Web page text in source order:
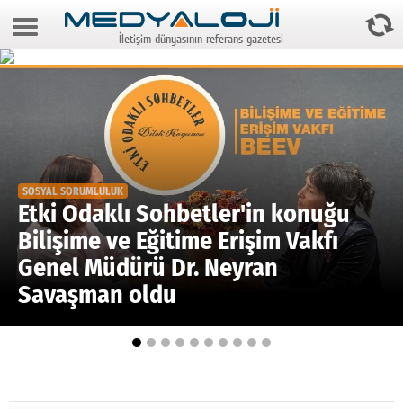
7 Ağustos 2026 21:58:13
Video Galeri
Gazeteler
Medya
Reyting-tiraj
Teknoloji
Televizyon
İletişim dünyasının referans gazetesi
SOSYAL SORUMLULUK
Etki Odaklı Sohbetler'in konuğu
Bilişime ve Eğitime Erişim Vakfı
Genel Müdürü Dr. Neyran
Savaşman oldu